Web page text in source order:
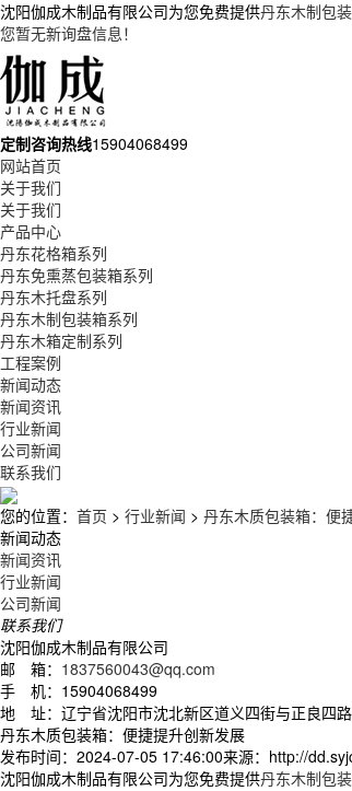
沈阳伽成木制品有限公司为您免费提供丹东木制包
您暂无新询盘信息！
定制咨询热线15904068499
网站首页
关于我们
关于我们
产品中心
丹东花格箱系列
丹东免熏蒸包装箱系列
丹东木托盘系列
丹东木制包装箱系列
丹东木箱定制系列
工程案例
新闻动态
新闻资讯
行业新闻
公司新闻
联系我们
您的位置： 首页 > 行业新闻 > 丹东木质包装箱：便
新闻动态
新闻资讯
行业新闻
公司新闻
联系我们
沈阳伽成木制品有限公司
邮 箱： 1837560043@qq.com
手 机：15904068499
地 址：辽宁省沈阳市沈北新区道义四街与正良四
丹东木质包装箱：便捷提升创新发展
发布时间：2024-07-05 17:46:00来源：http://
沈阳伽成木制品有限公司为您免费提供丹东木制包